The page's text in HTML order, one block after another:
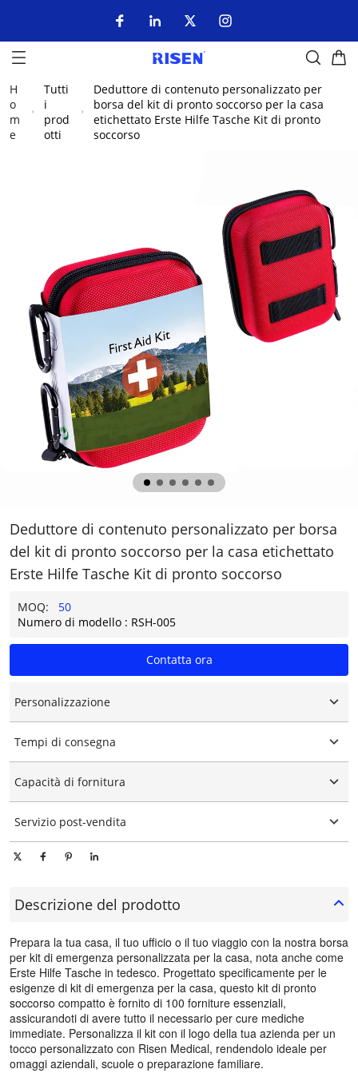
H
o
m
e
Tutti
i
prod
otti
Deduttore di contenuto personalizzato per
borsa del kit di pronto soccorso per la casa
etichettato Erste Hilfe Tasche Kit di pronto
soccorso
Deduttore di contenuto personalizzato per borsa
del kit di pronto soccorso per la casa etichettato
Erste Hilfe Tasche Kit di pronto soccorso
MOQ:
50
Numero di modello : RSH-005
Contatta ora
Personalizzazione
Confezione personalizzata
Tempi di consegna
Capacità di fornitura
Servizio post-vendita
Descrizione del prodotto
Prepara la tua casa, il tuo ufficio o il tuo viaggio con la nostra borsa
per kit di emergenza personalizzata per la casa, nota anche come
Erste Hilfe Tasche in tedesco. Progettato specificamente per le
esigenze di kit di emergenza per la casa, questo kit di pronto
soccorso compatto è fornito di 100 forniture essenziali,
assicurandoti di avere tutto il necessario per cure mediche
immediate. Personalizza il kit con il logo della tua azienda per un
tocco personalizzato con Risen Medical, rendendolo ideale per
omaggi aziendali, scuole o preparazione familiare.